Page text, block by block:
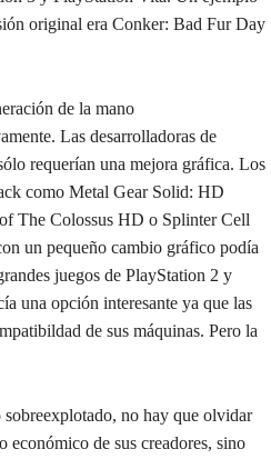
original era Conker: Bad Fur Day
de la mano
Las desarrolladoras de
requerían una mejora gráfica. Los
como Metal Gear Solid: HD
The Colossus HD o Splinter Cell
un pequeño cambio gráfico podía
juegos de PlayStation 2 y
una opción interesante ya que las
de sus máquinas. Pero la
sobreexplotado, no hay que olvidar
económico de sus creadores, sino